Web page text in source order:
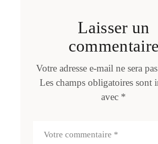
Laisser un
commentaire
Votre adresse e-mail ne sera
Les champs obligatoires sont
avec *